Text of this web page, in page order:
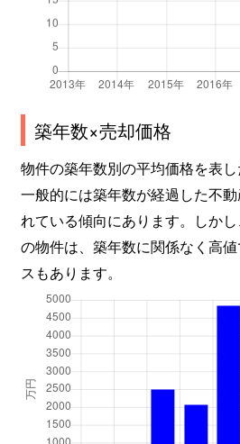
築年数×売却価格
物件の築年数別の平均価格を表し
一般的には築年数が経過した不
れている傾向にあります。しか
の物件は、築年数に関係なく高
スもあります。